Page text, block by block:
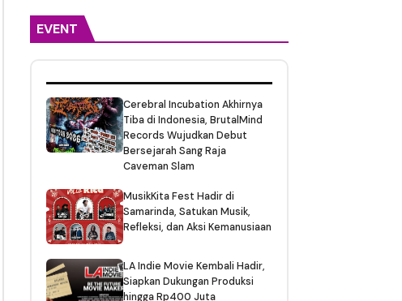
EVENT
Cerebral Incubation Akhirnya
Tiba di Indonesia, BrutalMind
Records Wujudkan Debut
Bersejarah Sang Raja
Caveman Slam
MusikKita Fest Hadir di
Samarinda, Satukan Musik,
Refleksi, dan Aksi Kemanusiaan
LA Indie Movie Kembali Hadir,
Siapkan Dukungan Produksi
hingga Rp400 Juta